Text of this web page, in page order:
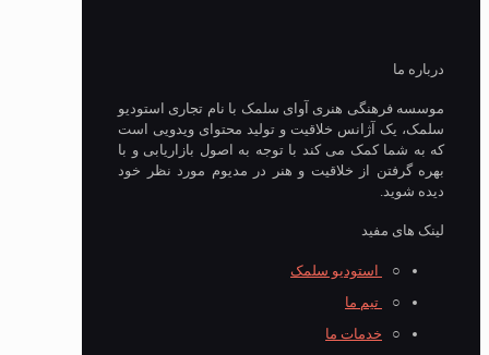
درباره ما
موسسه فرهنگی هنری آوای سلمک با نام تجاری استودیو
سلمک، یک آژانس خلاقیت و تولید محتوای ویدویی است
که به شما کمک می کند با توجه به اصول بازاریابی و با
بهره گرفتن از خلاقیت و هنر در مدیوم مورد نظر خود
دیده شوید.
لینک های مفید
○
استودیو سلمک
○
تیم ما
○ خدمات ما